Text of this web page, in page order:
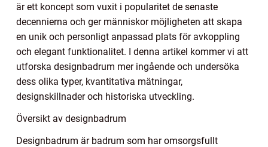
är ett koncept som vuxit i popularitet de senaste
decennierna och ger människor möjligheten att skapa
en unik och personligt anpassad plats för avkoppling
och elegant funktionalitet. I denna artikel kommer vi att
utforska designbadrum mer ingående och undersöka
dess olika typer, kvantitativa mätningar,
designskillnader och historiska utveckling.
Översikt av designbadrum
Designbadrum är badrum som har omsorgsfullt